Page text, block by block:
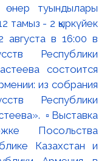
өнер туындылары
тамыз - 2 қыркүйек
августа в 16:00 в
Республики
состоится
из собрания
Республики
▫️Выставка
Посольства
Казахстан и